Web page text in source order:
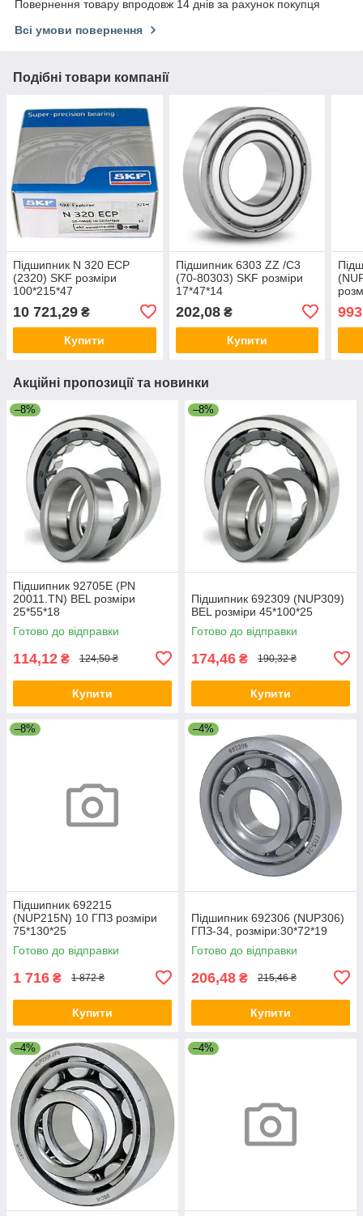
Повернення товару впродовж 14 днів за рахунок покупця
Всі умови повернення
Подібні товари компанії
Підшипник N 320 ECP
(2320) SKF розміри
100*215*47
10 721,29 ₴
Купити
Підшипник 6303 ZZ /C3
(70-80303) SKF розміри
17*47*14
202,08₴
Купити
Акційні пропозиції та новинки
–8%
Підшипник 92705Е (PN
20011.TN) BEL розміри
25*55*18
Готово до відправки
114,12 ₴ 124,50 ₴
Купити
–8%
Підшипник 692309 (NUP309)
BEL розміри 45*100*25
Готово до відправки
174,46 ₴ 190,32 ₴
Купити
–8%
Підшипник 692215
(NUP215N) 10 ГПЗ розміри
75*130*25
Готово до відправки
1 716 ₴ 1 872 ₴
Купити
–4%
Підшипник 692306 (NUP306)
ГПЗ-34, розміри:30*72*19
Готово до відправки
206,48 ₴ 215,46 ₴
Купити
–4% –4%